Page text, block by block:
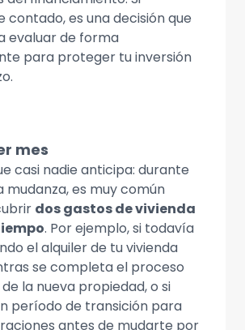
contado, es una decisión que
evaluar de forma
para proteger tu inversión
mes
casi nadie anticipa: durante
mudanza, es muy común
dos gastos de vivienda
. Por ejemplo, si todavía
el alquiler de tu vivienda
se completa el proceso
la nueva propiedad, o si
período de transición para
antes de mudarte por